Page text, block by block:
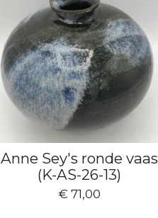
Anne Sey's ronde vaas
(K-AS-26-13)
€ 71,00